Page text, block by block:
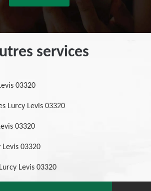
services
03320
Lurcy Levis 03320
03320
Levis 03320
Levis 03320